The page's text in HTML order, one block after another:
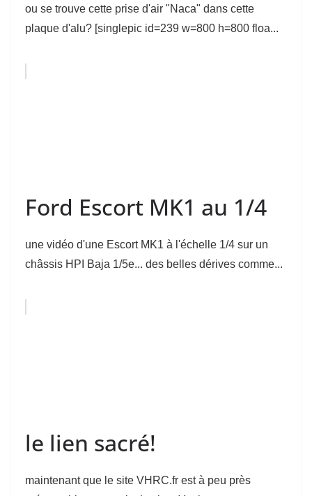
ou se trouve cette prise d'air "Naca" dans cette
plaque d'alu? [singlepic id=239 w=800 h=800 floa...
Ford Escort MK1 au 1/4
une vidéo d'une Escort MK1 à l'échelle 1/4 sur un
châssis HPI Baja 1/5e... des belles dérives comme...
le lien sacré!
maintenant que le site VHRC.fr est à peu près